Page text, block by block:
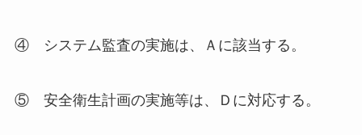
④ システム監査の実施は、Ａに該当する。
⑤ 安全衛生計画の実施等は、Ｄに対応する。